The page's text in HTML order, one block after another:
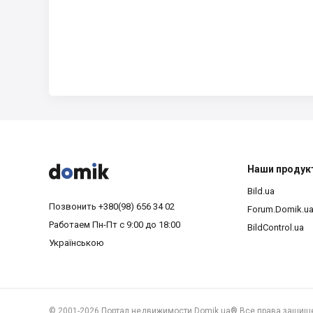



Позвонить +380(98) 656 34 02
Работаем Пн-Пт с 9:00 до 18:00
Українською
Наши
Bild.ua
Forum.Domik.ua
BildControl.ua
© 2001-2026 Портал недвижимости Domik.ua® Все права